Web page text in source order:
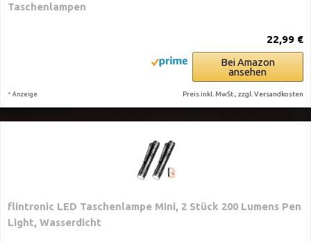
Taschenlampen
22,99 €
Bei Amazon
ansehen
* Anzeige Preis inkl. MwSt., zzgl. Versandkosten
flintronic LED Taschenlampe Mini, 2 Stück 200 Lumens Pen
Light, Wasserdicht